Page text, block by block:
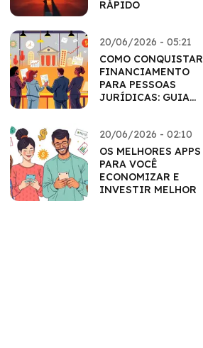
RÁPIDO
20/06/2026 - 05:21
COMO CONQUISTAR
FINANCIAMENTO
PARA PESSOAS
JURÍDICAS: GUIA
20/06/2026 - 02:10
OS MELHORES APPS
PARA VOCÊ
ECONOMIZAR E
INVESTIR MELHOR